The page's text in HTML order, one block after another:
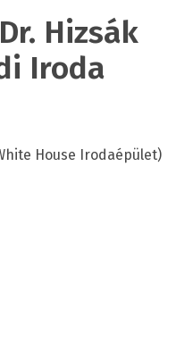
Hizsák
Iroda
House Irodaépület)